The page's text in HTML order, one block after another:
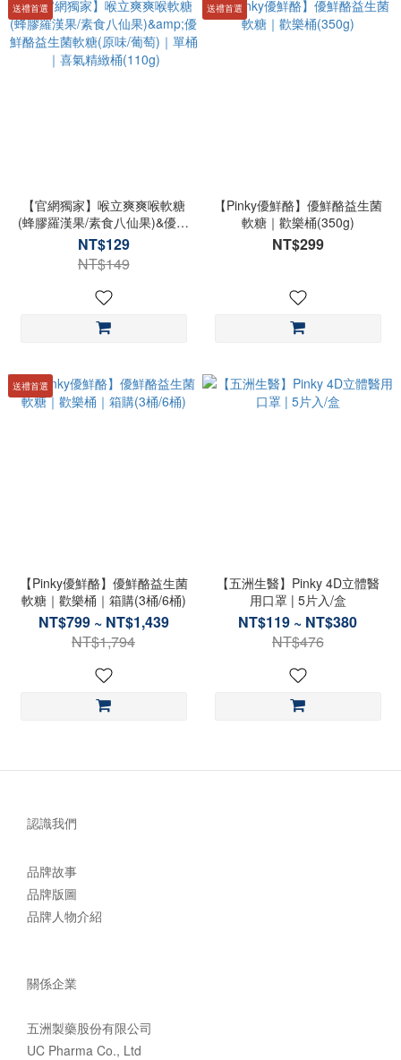
送禮首選
【官網獨家】喉立爽爽喉軟糖
(蜂膠羅漢果/素食八仙果)&優鮮
酪益生菌軟糖(原味/葡萄)｜單
桶｜喜氣精緻桶(110g)
NT$129
NT$149
送禮首選
【Pinky優鮮酪】優鮮酪益生菌
軟糖｜歡樂桶(350g)
NT$299
送禮首選
【Pinky優鮮酪】優鮮酪益生菌
軟糖｜歡樂桶｜箱購(3桶/6桶)
NT$799 ~ NT$1,439
NT$1,794
【五洲生醫】Pinky 4D立體醫
用口罩 | 5片入/盒
NT$119 ~ NT$380
NT$476
認識我們
品牌故事
品牌版圖
品牌人物介紹
關係企業
五洲製藥股份有限公司
UC Pharma Co., Ltd